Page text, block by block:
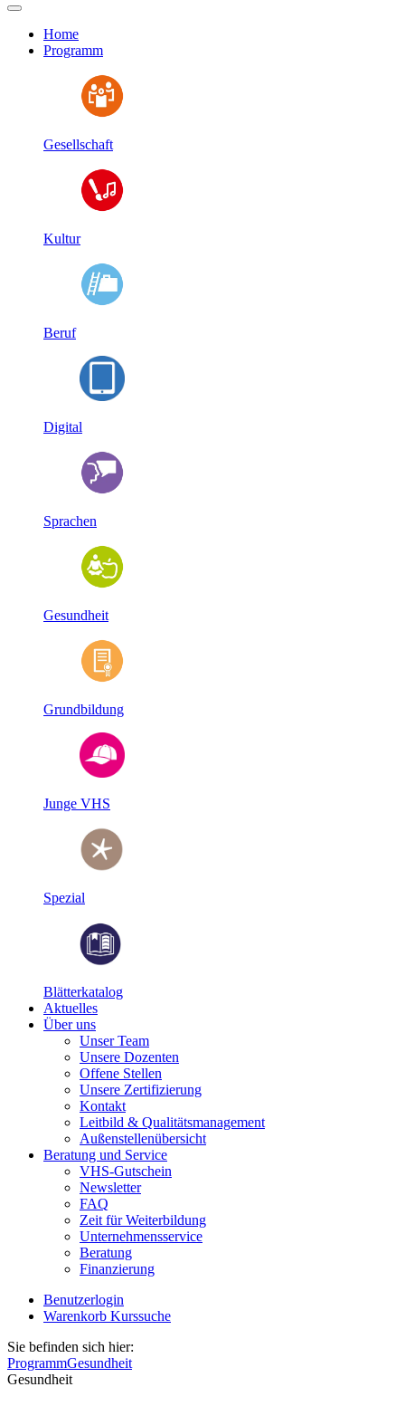
Home
Programm
Gesellschaft
Kultur
Beruf
Digital
Sprachen
Gesundheit
Grundbildung
Junge VHS
Spezial
Blätterkatalog
Aktuelles
Über uns
Unser Team
Unsere Dozenten
Offene Stellen
Unsere Zertifizierung
Kontakt
Leitbild & Qualitätsmanagement
Außenstellenübersicht
Beratung und Service
VHS-Gutschein
Newsletter
FAQ
Zeit für Weiterbildung
Unternehmensservice
Beratung
Finanzierung
Benutzerlogin
Warenkorb Kurssuche
Sie befinden sich hier:
ProgrammGesundheit
Gesundheit